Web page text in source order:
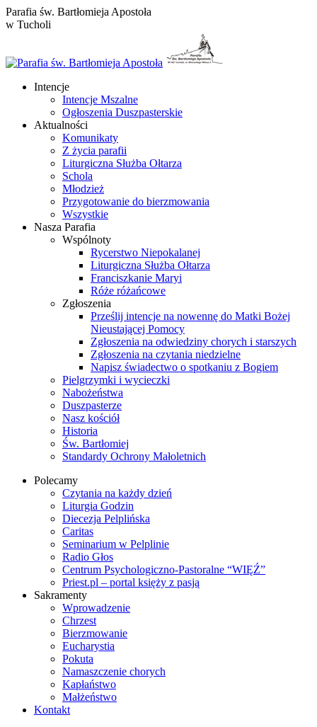
Przewiń
do
Parafia św. Bartłomieja Apostoła
w Tucholi
Intencje
Intencje Mszalne
Ogłoszenia Duszpasterskie
Aktualności
Komunikaty
Z życia parafii
Liturgiczna Służba Ołtarza
Schola
Młodzież
Przygotowanie do bierzmowania
Wszystkie
Nasza Parafia
Wspólnoty
Rycerstwo Niepokalanej
Liturgiczna Służba Ołtarza
Franciszkanie Maryi
Róże różańcowe
Zgłoszenia
Prześlij intencje na nowennę do Matki Bożej
Nieustającej Pomocy
Zgłoszenia na odwiedziny chorych i starszych
Zgłoszenia na czytania niedzielne
Napisz świadectwo o spotkaniu z Bogiem
Pielgrzymki i wycieczki
Nabożeństwa
Duszpasterze
Nasz kościół
Historia
Św. Bartłomiej
Standardy Ochrony Małoletnich
Polecamy
Czytania na każdy dzień
Liturgia Godzin
Diecezja Pelplińska
Caritas
Seminarium w Pelplinie
Radio Głos
Centrum Psychologiczno-Pastoralne “WIĘŹ”
Priest.pl – portal księży z pasją
Sakramenty
Wprowadzenie
Chrzest
Bierzmowanie
Eucharystia
Pokuta
Namaszczenie chorych
Kapłaństwo
Małżeństwo
Kontakt